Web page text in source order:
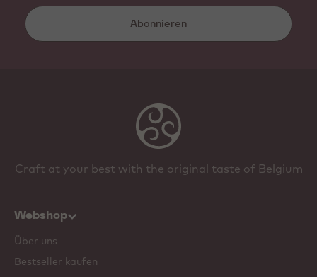
Abonnieren
Craft at your best with the original taste of Belgium
Webshop
Über uns
Bestseller kaufen